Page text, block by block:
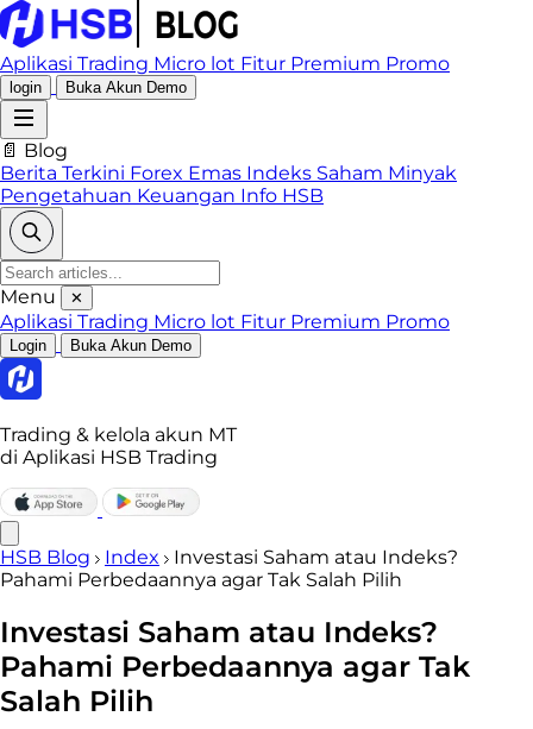
Aplikasi Trading Micro lot Fitur Premium Promo
login Buka Akun Demo
📄 Blog
Berita Terkini Forex Emas Indeks Saham Minyak
Pengetahuan Keuangan Info HSB
Menu ✕
Aplikasi Trading Micro lot Fitur Premium Promo
Login Buka Akun Demo
Trading & kelola akun MT
di Aplikasi HSB Trading
HSB Blog Index
Investasi Saham atau Indeks?
Pahami Perbedaannya agar Tak Salah Pilih
Investasi Saham atau Indeks?
Pahami Perbedaannya agar Tak
Salah Pilih